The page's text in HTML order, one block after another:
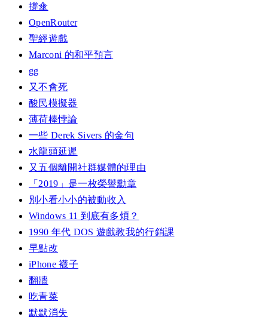
撐傘
OpenRouter
聖經遊戲
Marconi 的和平預言
gg
又不會死
酸民模擬器
薄荷棒悖論
一些 Derek Sivers 的金句
水龍頭延遲
又五個離開社群媒體的理由
「2019」是一枚榮譽勳章
別小看小小的被動收入
Windows 11 到底有多煩？
1990 年代 DOS 遊戲教我的行銷課
早點改
iPhone 襪子
翻牆
吃青菜
默默消失